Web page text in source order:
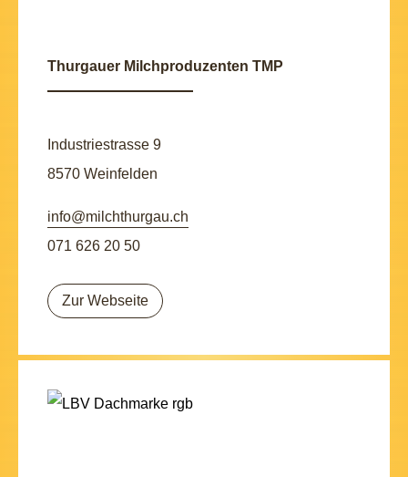
Thurgauer Milchproduzenten TMP
Industriestrasse 9
8570 Weinfelden
info@milchthurgau.ch
071 626 20 50
Zur Webseite